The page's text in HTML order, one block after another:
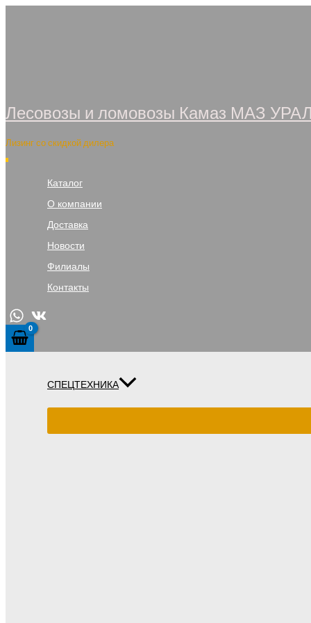
Лесовозы и ломовозы Камаз МАЗ
Лизинг со скидкой дилера
Каталог
О компании
Доставка
Новости
Филиалы
Контакты
СПЕЦТЕХНИКА